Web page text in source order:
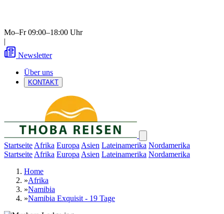
Mo–Fr 09:00–18:00 Uhr
|
Newsletter
Über uns
KONTAKT
Startseite Afrika Europa Asien Lateinamerika Nordamerika
Startseite Afrika Europa Asien Lateinamerika Nordamerika
Home
»Afrika
»Namibia
»Namibia Exquisit - 19 Tage